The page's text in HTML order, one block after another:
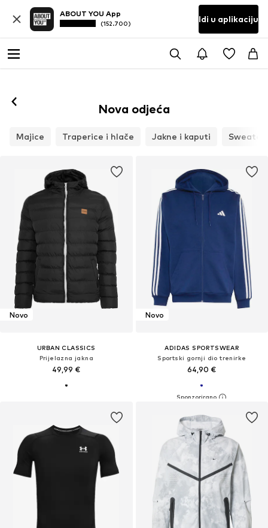
ABOUT YOU App
(152.700) Idi u aplikaciju
Nova odjeća
Majice Traperice i hlače Jakne i kaputi Sweater
Novo
URBAN CLASSICS
Prijelazna jakna
49,99 €
Novo
ADIDAS SPORTSWEAR
Sportski gornji dio trenirke
64,90 €